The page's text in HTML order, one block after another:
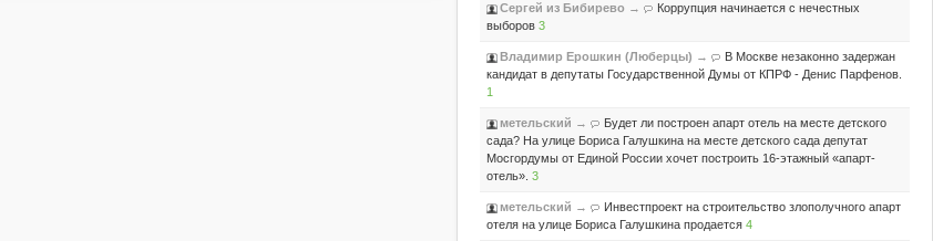
Сергей из Бибирево →
Коррупция начинается с нечестных
выборов 3
Владимир Ерошкин (Люберцы) →
В Москве незаконно задержан
кандидат в депутаты Государственной Думы от КПРФ - Денис Парфенов.
1
метельский →
Будет ли построен апарт отель на месте детского
сада? На улице Бориса Галушкина на месте детского сада депутат
Мосгордумы от Единой России хочет построить 16-этажный «апарт-
отель». 3
метельский →
Инвестпроект на строительство злополучного апарт
отеля на улице Бориса Галушкина продается 4